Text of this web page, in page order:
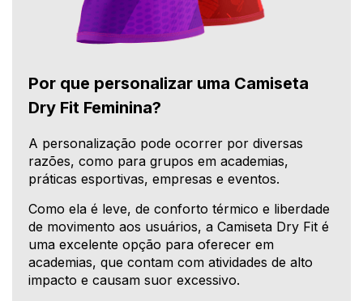
Por que personalizar uma Camiseta
Dry Fit Feminina?
A personalização pode ocorrer por diversas
razões, como para grupos em academias,
práticas esportivas, empresas e eventos.
Como ela é leve, de conforto térmico e liberdade
de movimento aos usuários, a Camiseta Dry Fit é
uma excelente opção para oferecer em
academias, que contam com atividades de alto
impacto e causam suor excessivo.